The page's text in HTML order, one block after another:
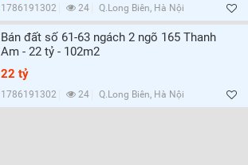
1786191302 24 Q.Long Biên, Hà Nội
Bán đất số 61-63 ngách 2 ngõ 165 Thanh
Am - 22 tỷ - 102m2
22 tỷ
1786191302 24 Q.Long Biên, Hà Nội